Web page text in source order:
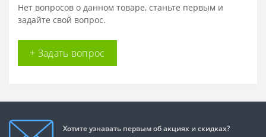
Нет вопросов о данном товаре, станьте первым и
задайте свой вопрос.
+ Задать вопрос
Хотите узнавать первым об акциях и скидках?